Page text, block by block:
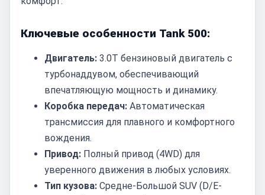
Ключевые особенности Tank 500:
Двигатель: 3.0T бензиновый двигатель с
турбонаддувом, обеспечивающий
впечатляющую мощность и динамику.
Коробка передач: Автоматическая
трансмиссия для плавного и комфортного
вождения.
Привод: Полный привод (4WD) для
уверенного движения в любых условиях.
Тип кузова: Средне-Большой SUV (D/E-